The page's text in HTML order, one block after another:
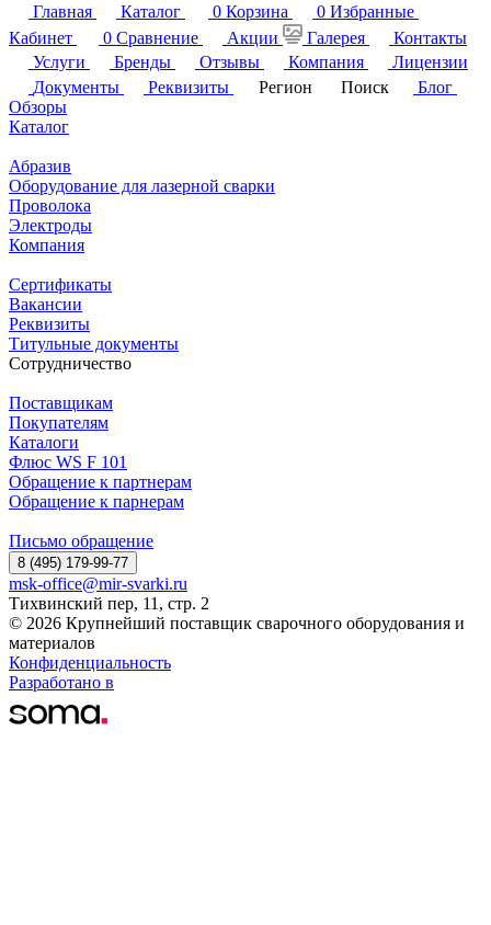
Главная
Каталог 0 Корзина 0 Избранные
Кабинет
0 Сравнение Акции Галерея
Контакты
Услуги
Бренды Отзывы Компания
Лицензии
Документы
Реквизиты Регион Поиск
Блог
Обзоры
Каталог
Абразив
Оборудование для лазерной сварки
Проволока
Электроды
Компания
Сертификаты
Вакансии
Реквизиты
Титульные документы
Сотрудничество
Поставщикам
Покупателям
Каталоги
Флюс WS F 101
Обращение к партнерам
Обращение к парнерам
Письмо обращение
8 (495) 179-99-77
msk-office@mir-svarki.ru
Тихвинский пер, 11, стр. 2
© 2026 Крупнейший поставщик сварочного оборудования и
материалов
Конфиденциальность
Разработано в